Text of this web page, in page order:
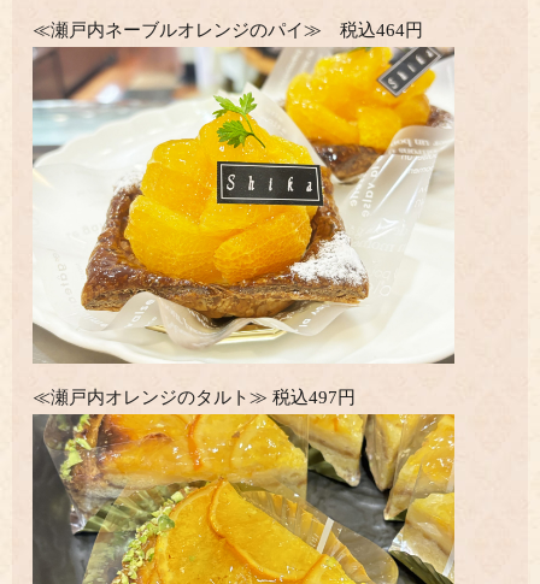
≪瀬戸内ネーブルオレンジのパイ≫ 税込464円
≪瀬戸内オレンジのタルト≫ 税込497円